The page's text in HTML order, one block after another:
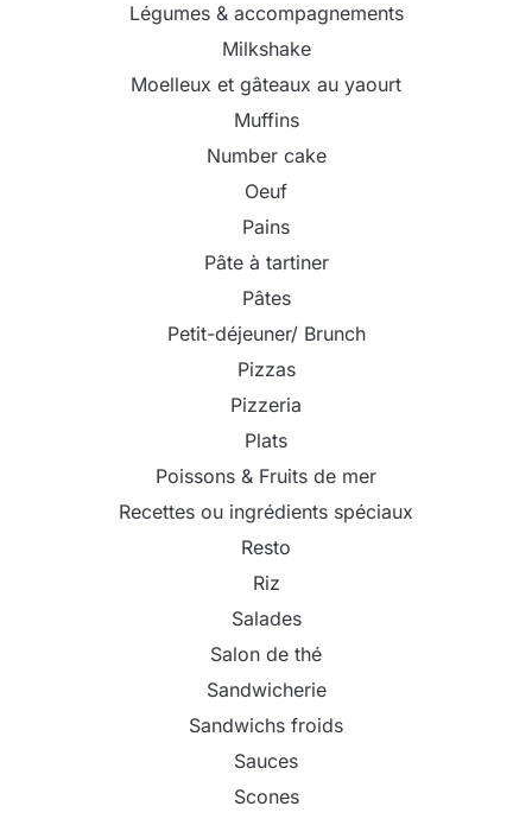
Légumes & accompagnements
Milkshake
Moelleux et gâteaux au yaourt
Muffins
Number cake
Oeuf
Pains
Pâte à tartiner
Pâtes
Petit-déjeuner/ Brunch
Pizzas
Pizzeria
Plats
Poissons & Fruits de mer
Recettes ou ingrédients spéciaux
Resto
Riz
Salades
Salon de thé
Sandwicherie
Sandwichs froids
Sauces
Scones